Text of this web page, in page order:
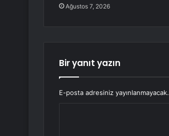
Ağustos 7, 2026
Bir yanıt yazın
E-posta adresiniz yayınlanmayacak.